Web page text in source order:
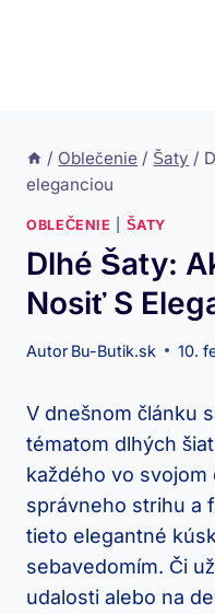
/ Oblečenie / Šaty /
eleganciou
OBLEČENIE ŠATY
Dlhé Šaty:
Nosiť S
Autor Bu-Butik.sk 10.
V dnešnom článku​
⁢tématom dlhých
každého vo svojom
správneho strihu ‍a
tieto elegantné
⁣sebavedomím. Či
udalosti alebo na